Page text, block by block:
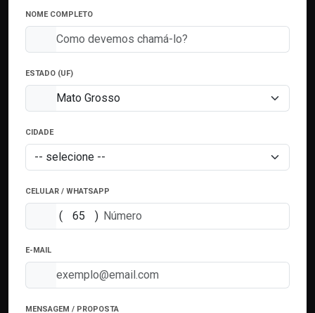
NOME COMPLETO
ESTADO (UF)
CIDADE
CELULAR / WHATSAPP
( )
E-MAIL
MENSAGEM / PROPOSTA